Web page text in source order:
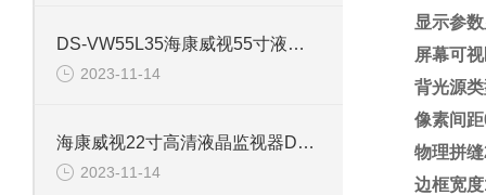
DS-VW55L35海康威视55寸液晶拼接屏监视器
2023-11-14
海康威视22寸高清液晶监视器DS-D5022FL-B
2023-11-14
显示参
屏幕可
背光源
像素间
物理拼
边框宽